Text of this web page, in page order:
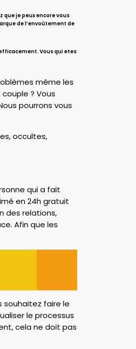
que je peux encore vous
de l’envoûtement de
Vous qui etes
même les
? Vous
pourrons vous
occultes,
qui a fait
en 24h gratuit
des relations,
Afin que les
souhaitez faire le
le processus
cela ne doit pas